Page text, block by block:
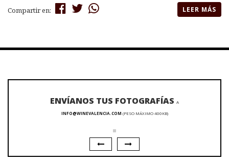
Compartir en: LEER MÁS
ENVÍANOS TUS FOTOGRAFÍAS A
INFO@WINEVALENCIA.COM (PESO MÁXIMO 400KB)